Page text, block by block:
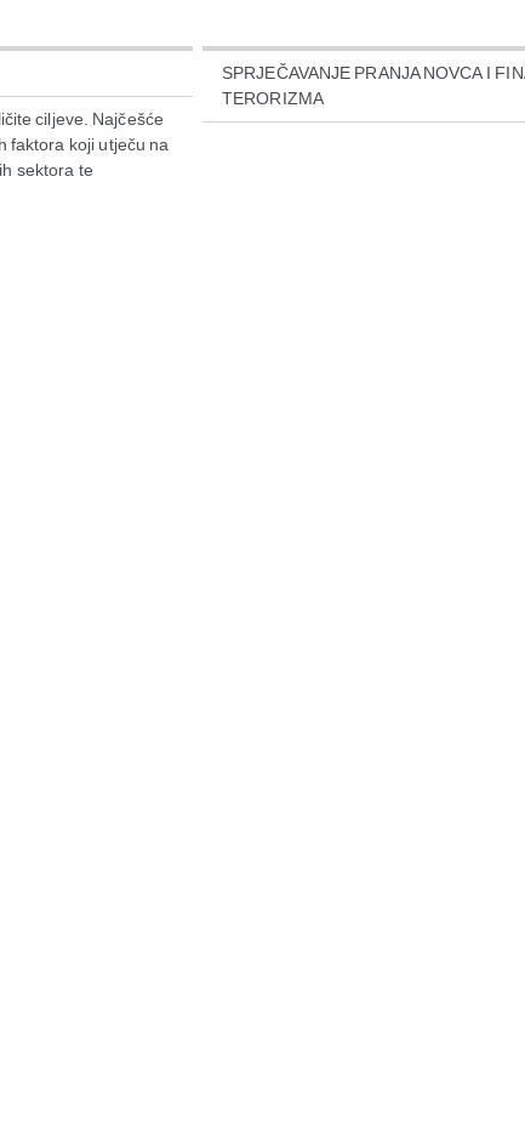
ciljeve. Najčešće
faktora koji utječu na
sektora te
SPRJEČAVANJE PRANJA NOVCA I
TERORIZMA